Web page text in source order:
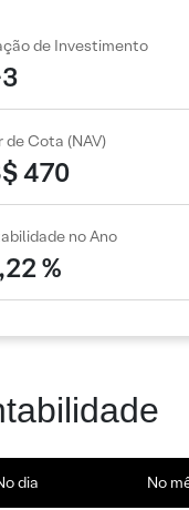
de Investimento
de Cota (NAV)
470
no Ano
%
dia No